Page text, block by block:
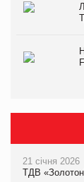
21 січня 2026
ТДВ